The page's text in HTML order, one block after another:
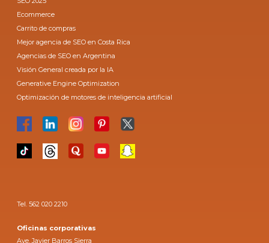
Ecommerce
Carrito de compras
Mejor agencia de SEO en Costa Rica
Agencias de SEO en Argentina
Visión General creada por la IA
Generative Engine Optimization
Optimización de motores de inteligencia artificial
Tel. 562 020 2210
Oficinas corporativas
Ave. Javier Barros Sierra